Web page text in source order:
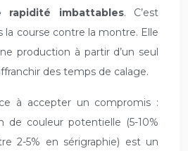
imbattables. C’est
la course contre la montre. Elle
production à partir d’un seul
des temps de calage.
à accepter un compromis :
de couleur potentielle (5-10%
2-5% en sérigraphie) est un